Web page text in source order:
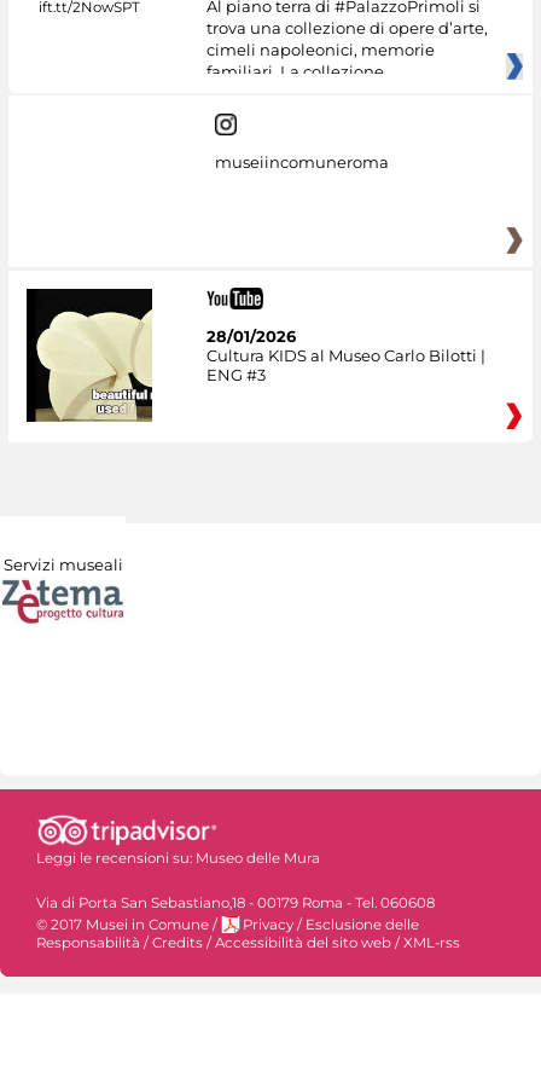
Al piano terra di #PalazzoPrimoli si
trova una collezione di opere d’arte,
cimeli napoleonici, memorie
familiari. La collezione
museiincomuneroma
28/01/2026
Cultura KIDS al Museo Carlo Bilotti |
ENG #3
Servizi museali
Leggi le recensioni su: Museo delle Mura
Via di Porta San Sebastiano,18 - 00179 Roma - Tel. 060608
© 2017 Musei in Comune / Privacy / Esclusione delle
Responsabilità /Credits /Accessibilità del sito web /XML-rss